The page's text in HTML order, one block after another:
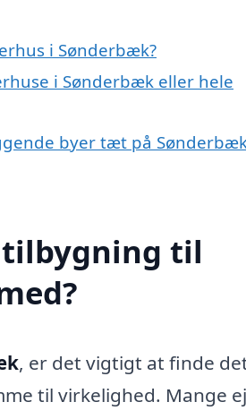
i Sønderbæk?
i Sønderbæk eller hele
byer tæt på
tilbygning til
, er det vigtigt at finde
til virkelighed. Mange